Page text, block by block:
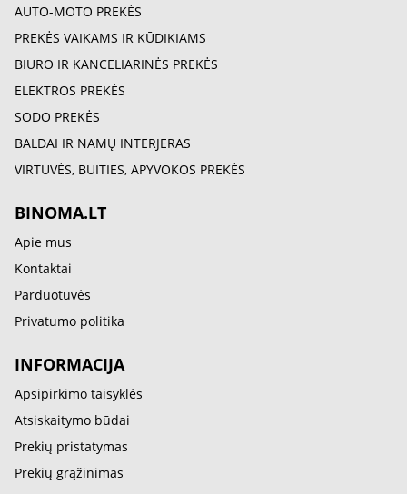
AUTO-MOTO PREKĖS
PREKĖS VAIKAMS IR KŪDIKIAMS
BIURO IR KANCELIARINĖS PREKĖS
ELEKTROS PREKĖS
SODO PREKĖS
BALDAI IR NAMŲ INTERJERAS
VIRTUVĖS, BUITIES, APYVOKOS PREKĖS
BINOMA.LT
Apie mus
Kontaktai
Parduotuvės
Privatumo politika
INFORMACIJA
Apsipirkimo taisyklės
Atsiskaitymo būdai
Prekių pristatymas
Prekių grąžinimas